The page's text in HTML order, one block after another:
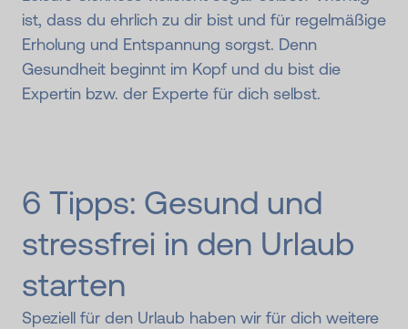
ist, dass du ehrlich zu dir bist und für regelmäßige
Erholung und Entspannung sorgst. Denn
Gesundheit beginnt im Kopf und du bist die
Expertin bzw. der Experte für dich selbst.
6 Tipps: Gesund und
stressfrei in den Urlaub
starten
Speziell für den Urlaub haben wir für dich weitere